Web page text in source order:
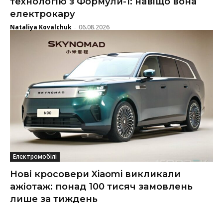
електрокару
Nataliya Kovalchuk - 06.08.2026
Електромобілі
Нові кросовери Xiaomi викликали
ажіотаж: понад 100 тисяч замовлень
лише за тиждень